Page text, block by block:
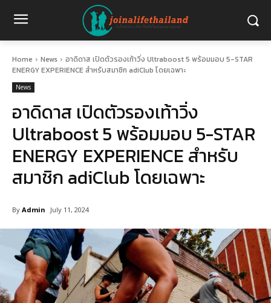
Home News
อาดิดาส เปิดตัวรองเท้าวิ่ง Ultraboost 5 พร้อมมอบ 5-STAR
ENERGY EXPERIENCE สำหรับสมาชิก adiClub โดยเฉพาะ
News
อาดิดาส เปิดตัวรองเท้าวิ่ง
Ultraboost 5 พร้อมมอบ 5-STAR
ENERGY EXPERIENCE สำหรับ
สมาชิก adiClub โดยเฉพาะ
By Admin July 11, 2024